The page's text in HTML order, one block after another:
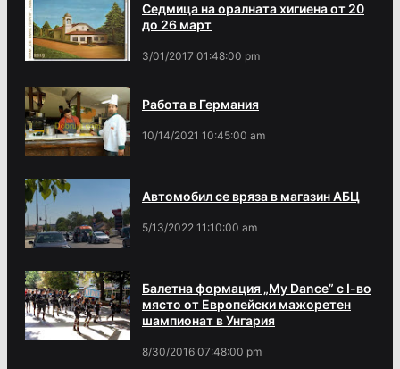
Седмица на оралната хигиена от 20
до 26 март
3/01/2017 01:48:00 pm
Работа в Германия
10/14/2021 10:45:00 am
Автомобил се вряза в магазин АБЦ
5/13/2022 11:10:00 am
Балетна формация „My Dance” с І-во
място от Европейски мажоретен
шампионат в Унгария
8/30/2016 07:48:00 pm